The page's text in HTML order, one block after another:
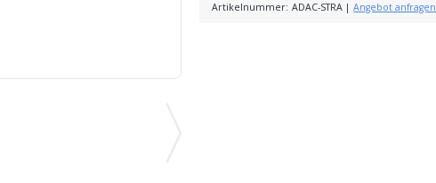
Artikelnummer: ADAC-STRA |Angebot anfragen